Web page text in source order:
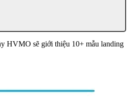
HVMO sẽ giới thiệu 10+ mẫu landing